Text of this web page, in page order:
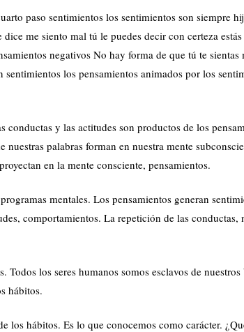
paso sentimientos los sentimientos son siempre
me siento mal tú le puedes decir con certeza
negativos No hay forma de que tú te
los pensamientos animados por los
y las actitudes son productos de los
palabras forman en nuestra mente
en la mente consciente, pensamientos.
mentales. Los pensamientos generan
comportamientos. La repetición de las conductas,
los seres humanos somos esclavos de
hábitos.
los hábitos. Es lo que conocemos como carácter.